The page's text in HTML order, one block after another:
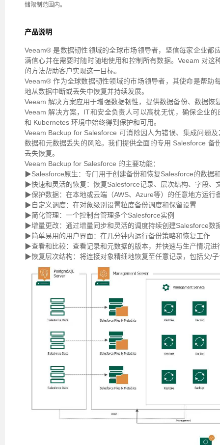
储限制范围内。
产品说明
Veeam® 是数据韧性领域的全球市场领导者，坚信每家企业都
满信心并在需要时随时随地使用和控制所有数据。Veeam 对这
的方法帮助客户实现这一目标。
Veeam® 作为全球数据韧性领域的市场领导者，其使命是帮助
地从数据中断或丢失中恢复并持续发展。
Veeam 解决方案应用于增强数据韧性，提供数据备份、数据恢
Veeam 解决方案，IT和安全负责人可以高枕无忧，确保企业
和 Kubernetes 环境中始终得到保护和可用。
Veeam Backup for Salesforce 可消除因人为错误、集成问题
数据和元数据丢失的风险。我们提供全面的专用 Salesforce 备
丢失恢复。
Veeam Backup for Salesforce 的主要功能：
▶Salesforce原生：专门用于创建备份和恢复Salesforce的数据
▶快速和灵活的恢复：恢复Salesforce记录、层次结构、字段、
▶保护数据：在本地或云端（AWS、Azure等）的任意地方运行
▶自定义调度：在对象级别设置粒度备份调度和保留设置
▶简化管理：一个控制台管理多个Salesforce实例
▶增量更改：通过增量同步和灵活的调度持续创建Salesforce数
▶简单易用的用户界面：在几分钟内运行备份策略和恢复工作
▶查看和比较：查看记录和元数据的版本，并快速与生产情况进
▶恢复层次结构：将连接对象精细地恢复至任意记录，包括父/